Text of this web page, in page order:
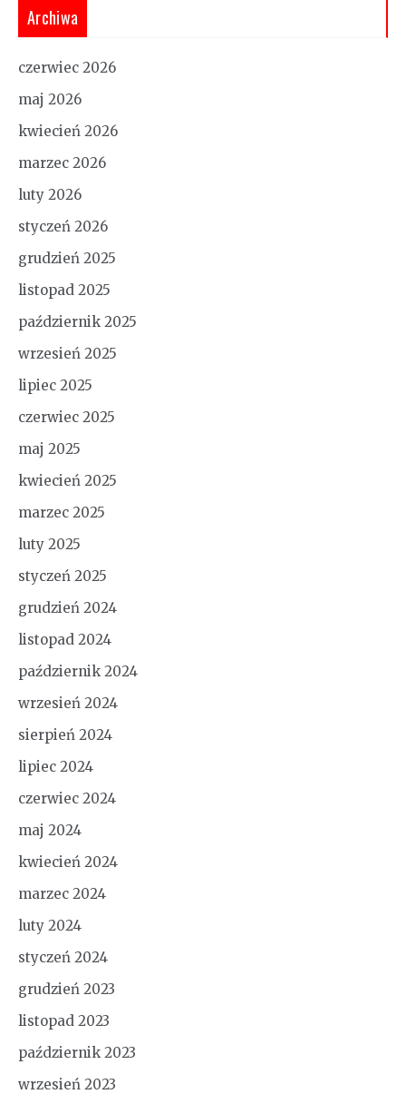
Archiwa
czerwiec 2026
maj 2026
kwiecień 2026
marzec 2026
luty 2026
styczeń 2026
grudzień 2025
listopad 2025
październik 2025
wrzesień 2025
lipiec 2025
czerwiec 2025
maj 2025
kwiecień 2025
marzec 2025
luty 2025
styczeń 2025
grudzień 2024
listopad 2024
październik 2024
wrzesień 2024
sierpień 2024
lipiec 2024
czerwiec 2024
maj 2024
kwiecień 2024
marzec 2024
luty 2024
styczeń 2024
grudzień 2023
listopad 2023
październik 2023
wrzesień 2023